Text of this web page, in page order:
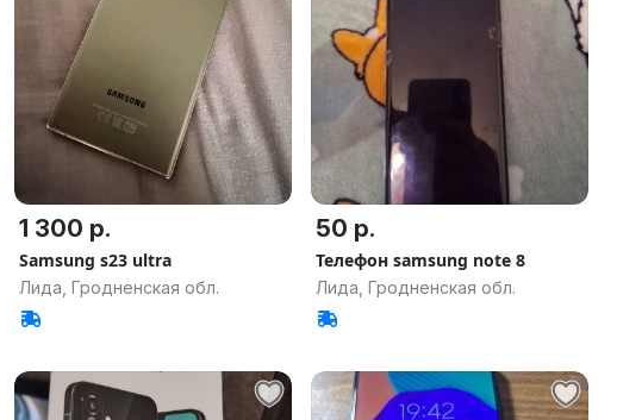
1 300 р.
Samsung s23 ultra
Лида, Гродненская обл.
50 р.
Телефон samsung note 8
Лида, Гродненская обл.